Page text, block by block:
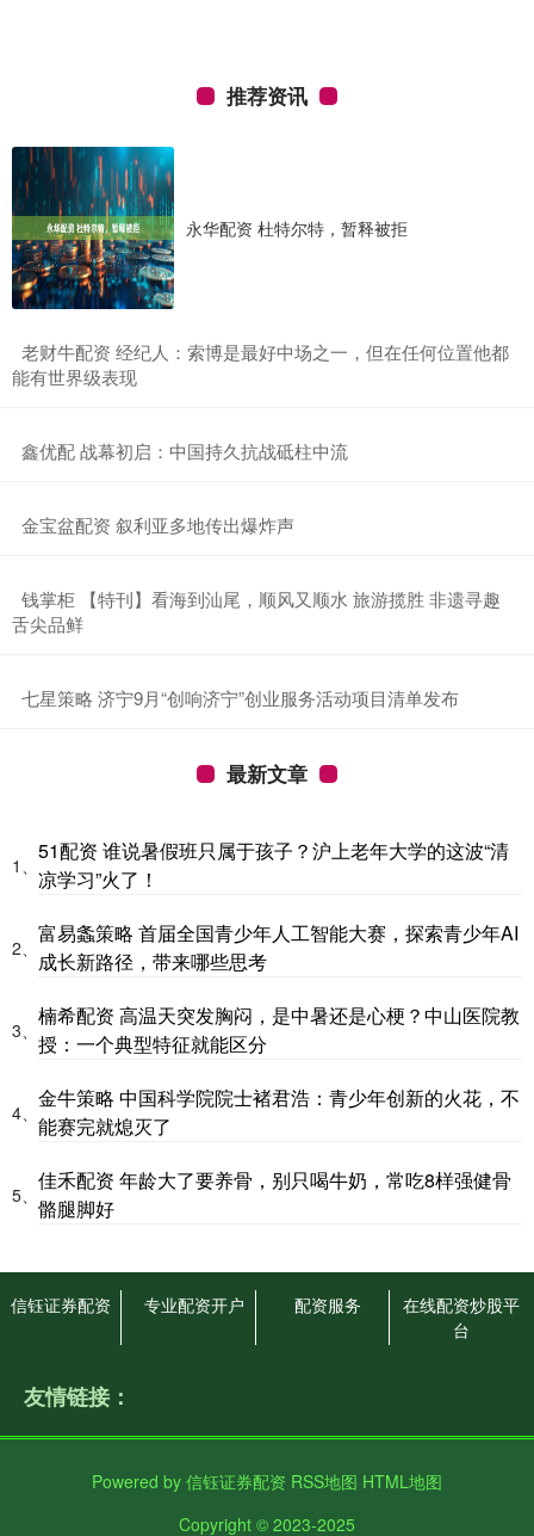
推荐资讯
永华配资 杜特尔特，暂释被拒
​老财牛配资 经纪人：索博是最好中场之一，但在任何位置他都
能有世界级表现
​鑫优配 战幕初启：中国持久抗战砥柱中流
​金宝盆配资 叙利亚多地传出爆炸声
​钱掌柜 【特刊】看海到汕尾，顺风又顺水 旅游揽胜 非遗寻趣
舌尖品鲜
​七星策略 济宁9月“创响济宁”创业服务活动项目清单发布
最新文章
1、
51配资 谁说暑假班只属于孩子？沪上老年大学的这波“清
凉学习”火了！
2、
富易螽策略 首届全国青少年人工智能大赛，探索青少年AI
成长新路径，带来哪些思考
3、
楠希配资 高温天突发胸闷，是中暑还是心梗？中山医院教
授：一个典型特征就能区分
4、
金牛策略 中国科学院院士褚君浩：青少年创新的火花，不
能赛完就熄灭了
5、
佳禾配资 年龄大了要养骨，别只喝牛奶，常吃8样强健骨
骼腿脚好
信钰证券配资 专业配资开户 配资服务
在线配资炒股平
台
友情链接：
Powered by 信钰证券配资 RSS地图 HTML地图
Copyright © 2023-2025